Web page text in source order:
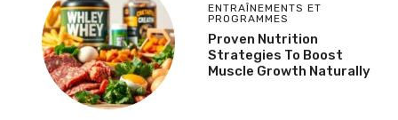
ENTRAÎNEMENTS ET
PROGRAMMES
Proven Nutrition
Strategies To Boost
Muscle Growth Naturally